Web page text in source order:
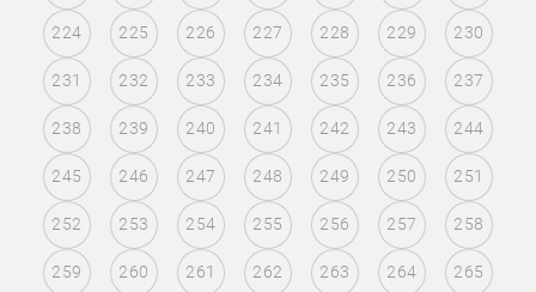
224 225 226 227 228 229 230
231 232 233 234 235 236 237
238 239 240 241 242 243 244
245 246 247 248 249 250 251
252 253 254 255 256 257 258
259 260 261 262 263 264 265